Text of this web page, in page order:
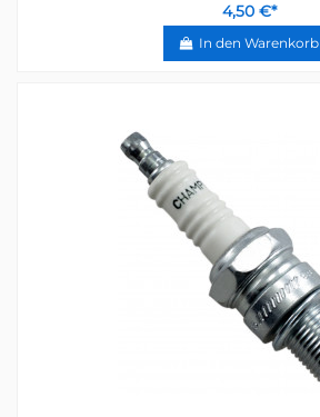
4,50 €*
In den Warenkorb